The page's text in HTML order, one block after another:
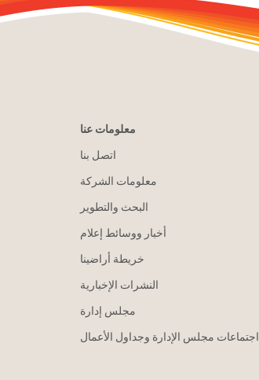
معلومات عنا
اتصل بنا
معلومات الشركة
البحث والتطوير
أخبار ووسائط إعلام
خريطة أراضينا
النشرات الإخبارية
مجلس إدارة
اجتماعات مجلس الإدارة وجداول الأعمال